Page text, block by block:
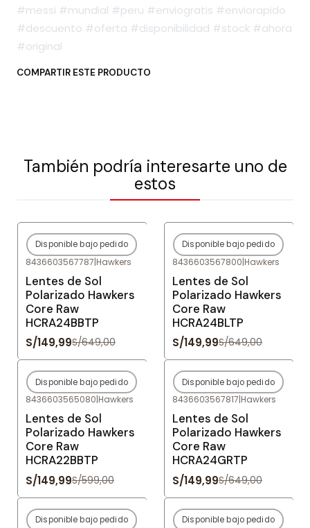
#messi #mundial #peru #enviogratis #enviorapido
#descuento #oferta #disponibilidad #stock #ahora
#original
COMPARTIR ESTE PRODUCTO
También podría interesarte uno de
estos
-77%OFF
Agotado
Disponible bajo pedido
8436603567787|Hawkers
Lentes de Sol
Polarizado Hawkers
Core Raw
HCRA24BBTP
S/149,99S/649,00
-77%OFF
Agotado
Disponible bajo pedido
8436603567800|Hawkers
Lentes de Sol
Polarizado Hawkers
Core Raw
HCRA24BLTP
S/149,99S/649,00
-75%OFF
Agotado
Disponible bajo pedido
8436603565080|Hawkers
Lentes de Sol
Polarizado Hawkers
Core Raw
HCRA22BBTP
S/149,99S/599,00
-77%OFF
Agotado
Disponible bajo pedido
8436603567817|Hawkers
Lentes de Sol
Polarizado Hawkers
Core Raw
HCRA24GRTP
S/149,99S/649,00
-80%OFF
Disponible bajo pedido -80%OFF
Disponible bajo pedido